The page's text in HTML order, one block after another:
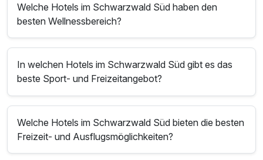
Welche Hotels im Schwarzwald Süd haben den
besten Wellnessbereich?
In welchen Hotels im Schwarzwald Süd gibt es das
beste Sport- und Freizeitangebot?
Welche Hotels im Schwarzwald Süd bieten die besten
Freizeit- und Ausflugsmöglichkeiten?